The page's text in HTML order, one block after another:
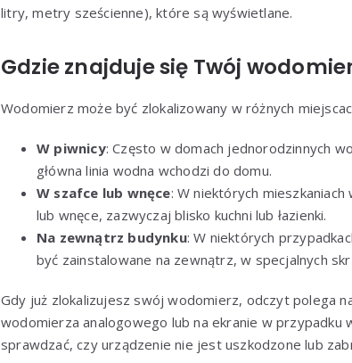
litry, metry sześcienne), które są wyświetlane.
Gdzie znajduje się Twój
Wodomierz może być zlokalizowany w różnych
W piwnicy: Często w domach jednorodzinnych
główna linia wodna wchodzi do domu.
W szafce lub wnęce: W niektórych
lub wnęce, zazwyczaj blisko kuchni lub łazienki.
Na zewnątrz budynku: W niektórych
być zainstalowane na zewnątrz, w specjalnych
Gdy już zlokalizujesz swój wodomierz, odczyt polega
wodomierza analogowego lub na ekranie w
sprawdzać, czy urządzenie nie jest uszkodzone lub